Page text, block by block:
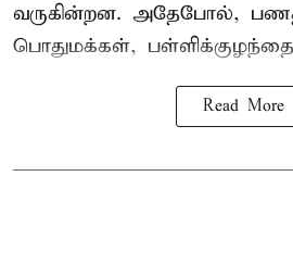
வருகின்றன. அதேபோல்,
பொதுமக்கள்,
Read More